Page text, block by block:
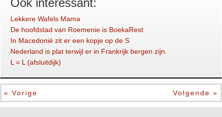
Ook interessant:
Lekkere Wafels Mama
De hoofdstad van Roemenie is BoekaRest
In Macedonië zit er een kopje op de S
Nederland is plat terwijl er in Frankrijk bergen zijn.
L = L (afsluitdijk)
« Vorige Volgende »